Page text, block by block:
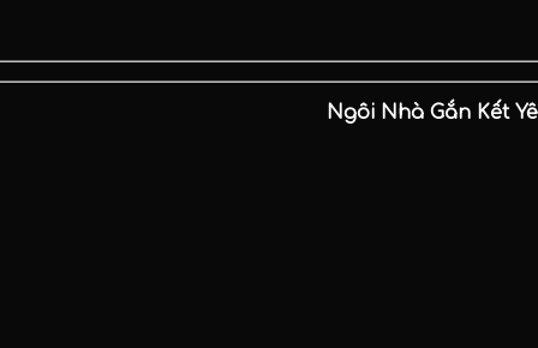
Ngôi Nhà Gắn Kết Yêu